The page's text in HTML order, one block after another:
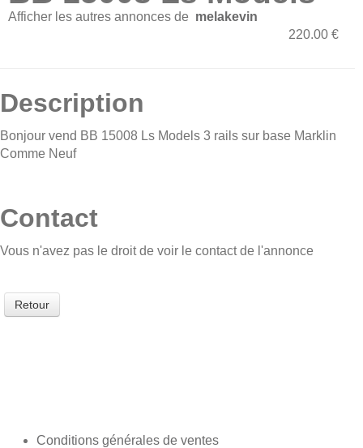
Afficher les autres annonces de melakevin
220.00 €
Description
Bonjour vend BB 15008 Ls Models 3 rails sur base Marklin
Comme Neuf
Contact
Vous n'avez pas le droit de voir le contact de l'annonce
Retour
Conditions générales de ventes